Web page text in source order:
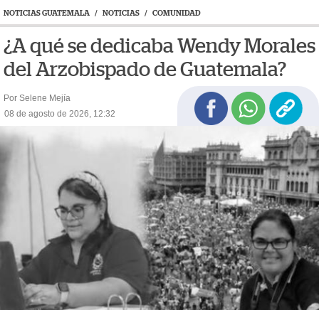
NOTICIAS GUATEMALA / NOTICIAS / COMUNIDAD
¿A qué se dedicaba Wendy Morales
del Arzobispado de Guatemala?
Por Selene Mejía
08 de agosto de 2026, 12:32